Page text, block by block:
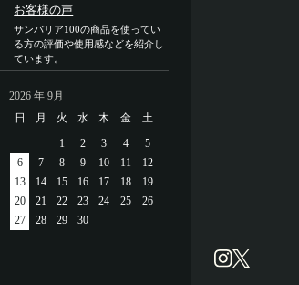
お客様の声
サンバリア100の商品を使ってい
る方の評価や使用感などを紹介し
ています。
2026 年 9月
日
月 火 水 木 金
土
1
2 3 4
5
6
7 8 9 10 11
12
13
14 15 16 17 18
19
20
21 22 23 24 25
26
27
28 29 30